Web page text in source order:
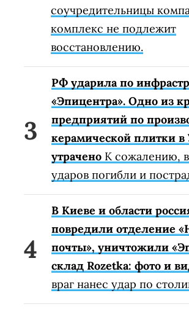
соучредительницы
комплекс не подлежит
восстановлению.
РФ ударила по
«Эпицентра». Одно из
предприятий по
керамической плитки в
утрачено К сожалению,
ударов погибли и
В Киеве и области
повредили отделение
почты», уничтожили
склад Rozetka: фото и
враг нанес удар по